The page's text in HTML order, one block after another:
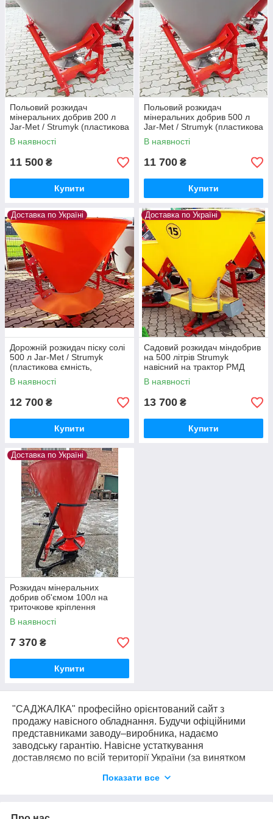
Польовий розкидач
мінеральних добрив 200 л
Jar-Met / Strumyk (пластикова
ємність, механічний, 4 лоп)
В наявності
11 500 ₴
Купити
Польовий розкидач
мінеральних добрив 500 л
Jar-Met / Strumyk (пластикова
ємність, механічний, 4 лоп)
В наявності
11 700 ₴
Купити
Доставка по Україні
Дорожній розкидач піску солі
500 л Jar-Met / Strumyk
(пластикова ємність,
механічний затвор, 4
лопатки)
В наявності
12 700 ₴
Купити
Доставка по Україні
Садовий розкидач міндобрив
на 500 літрів Strumyk
навісний на трактор РМД
В наявності
13 700 ₴
Купити
Доставка по Україні
Розкидач мінеральних
добрив об'ємом 100л на
триточкове кріплення
трактора, мінітрактора
В наявності
7 370 ₴
Купити
"САДЖАЛКА" професійно орієнтований сайт з
продажу навісного обладнання. Будучи офіційними
представниками заводу–виробника, надаємо
заводську гарантію. Навісне устаткування
доставляємо по всій території України (за винятком
прямо до Вашого двору. Доставка здійснюється без
Показати все